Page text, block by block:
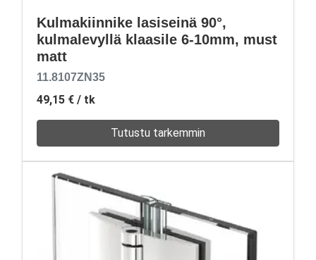
Kulmakiinnike lasiseinä 90°,
kulmalevyllä klaasile 6-10mm, must
matt
11.8107ZN35
49,15 € / tk
Tutustu tarkemmin